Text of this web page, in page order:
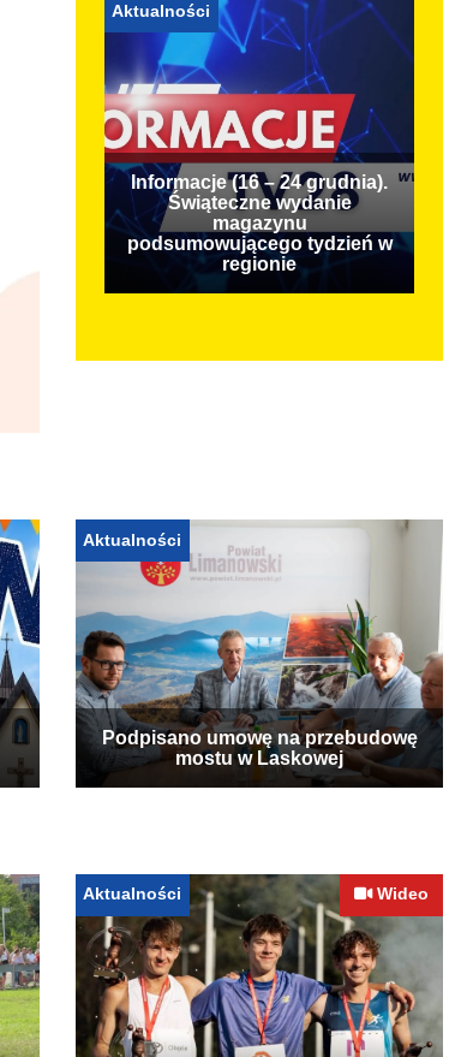
Aktualności
Informacje (16 – 24 grudnia).
Świąteczne wydanie
magazynu
podsumowującego tydzień w
regionie
Aktualności
Podpisano umowę na przebudowę
mostu w Laskowej
Aktualności Wideo